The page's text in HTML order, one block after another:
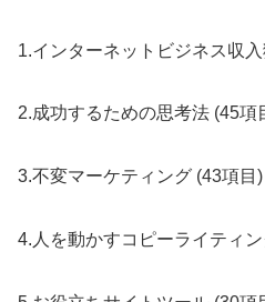
1.インターネットビジネス収
2.成功するための思考法 (45項
3.不変マーケティング (43項目)
4.人を動かすコピーライティ